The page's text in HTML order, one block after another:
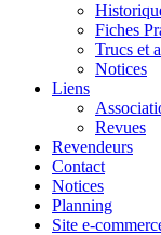
Fiches
Trucs et
Notices
Liens
Revues
Revendeurs
Contact
Notices
Planning
Site e-